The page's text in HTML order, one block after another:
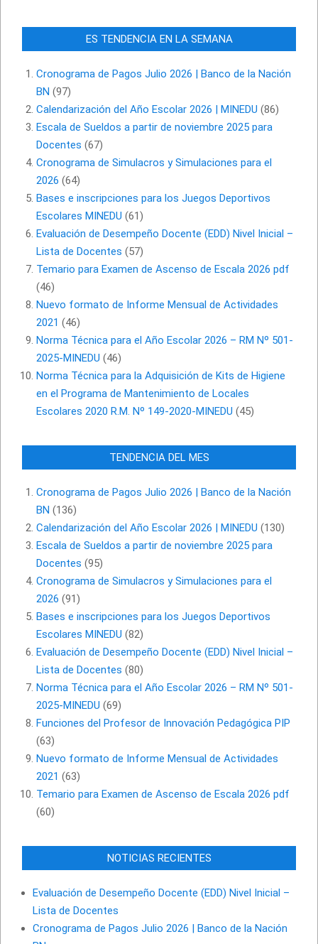
ES TENDENCIA EN LA SEMANA
Cronograma de Pagos Julio 2026 | Banco de la Nación
BN (97)
Calendarización del Año Escolar 2026 | MINEDU (86)
Escala de Sueldos a partir de noviembre 2025 para
Docentes (67)
Cronograma de Simulacros y Simulaciones para el
2026 (64)
Bases e inscripciones para los Juegos Deportivos
Escolares MINEDU (61)
Evaluación de Desempeño Docente (EDD) Nivel Inicial –
Lista de Docentes (57)
Temario para Examen de Ascenso de Escala 2026 pdf
(46)
Nuevo formato de Informe Mensual de Actividades
2021 (46)
Norma Técnica para el Año Escolar 2026 – RM Nº 501-
2025-MINEDU (46)
Norma Técnica para la Adquisición de Kits de Higiene
en el Programa de Mantenimiento de Locales
Escolares 2020 R.M. Nº 149-2020-MINEDU (45)
TENDENCIA DEL MES
Cronograma de Pagos Julio 2026 | Banco de la Nación
BN (136)
Calendarización del Año Escolar 2026 | MINEDU (130)
Escala de Sueldos a partir de noviembre 2025 para
Docentes (95)
Cronograma de Simulacros y Simulaciones para el
2026 (91)
Bases e inscripciones para los Juegos Deportivos
Escolares MINEDU (82)
Evaluación de Desempeño Docente (EDD) Nivel Inicial –
Lista de Docentes (80)
Norma Técnica para el Año Escolar 2026 – RM Nº 501-
2025-MINEDU (69)
Funciones del Profesor de Innovación Pedagógica PIP
(63)
Nuevo formato de Informe Mensual de Actividades
2021 (63)
Temario para Examen de Ascenso de Escala 2026 pdf
(60)
NOTICIAS RECIENTES
Evaluación de Desempeño Docente (EDD) Nivel Inicial –
Lista de Docentes
Cronograma de Pagos Julio 2026 | Banco de la Nación